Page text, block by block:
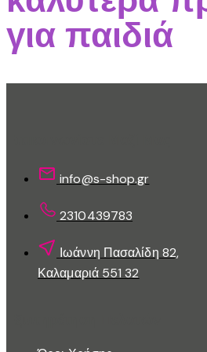
για παιδιά
info@s-shop.gr
2310439783
Ιωάννη Πασαλίδη 82,
Καλαμαριά 551 32